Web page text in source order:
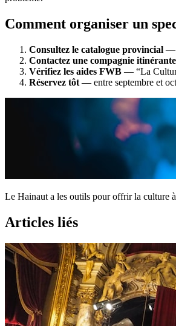
Comment organiser un
Consultez le catalogue provincial —
Contactez une compagnie itinérante
Vérifiez les aides FWB — “La
Réservez tôt — entre septembre et
Le Hainaut a les outils pour offrir la culture
Articles liés